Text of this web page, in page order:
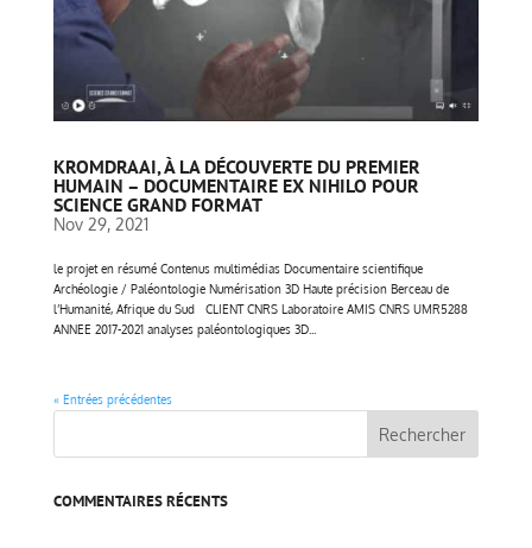
KROMDRAAI, À LA DÉCOUVERTE DU PREMIER
HUMAIN – DOCUMENTAIRE EX NIHILO POUR
SCIENCE GRAND FORMAT
Nov 29, 2021
le projet en résumé Contenus multimédias Documentaire scientifique
Archéologie / Paléontologie Numérisation 3D Haute précision Berceau de
l’Humanité, Afrique du Sud CLIENT CNRS Laboratoire AMIS CNRS UMR5288
ANNEE 2017-2021 analyses paléontologiques 3D...
« Entrées précédentes
COMMENTAIRES RÉCENTS